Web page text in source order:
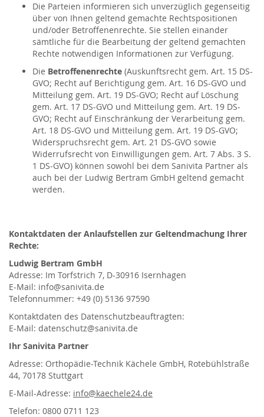
Die Parteien informieren sich unverzüglich gegenseitig
über von Ihnen geltend gemachte Rechtspositionen
und/oder Betroffenenrechte. Sie stellen einander
sämtliche für die Bearbeitung der geltend gemachten
Rechte notwendigen Informationen zur Verfügung.
Die Betroffenenrechte (Auskunftsrecht gem. Art. 15 DS-
GVO; Recht auf Berichtigung gem. Art. 16 DS-GVO und
Mitteilung gem. Art. 19 DS-GVO; Recht auf Löschung
gem. Art. 17 DS-GVO und Mitteilung gem. Art. 19 DS-
GVO; Recht auf Einschränkung der Verarbeitung gem.
Art. 18 DS-GVO und Mitteilung gem. Art. 19 DS-GVO;
Widerspruchsrecht gem. Art. 21 DS-GVO sowie
Widerrufsrecht von Einwilligungen gem. Art. 7 Abs. 3 S.
1 DS-GVO) können sowohl bei dem Sanivita Partner als
auch bei der Ludwig Bertram GmbH geltend gemacht
werden.
Kontaktdaten der Anlaufstellen zur Geltendmachung Ihrer
Rechte:
Ludwig Bertram GmbH
Adresse: Im Torfstrich 7, D-30916 Isernhagen
E-Mail: info@sanivita.de
Telefonnummer: +49 (0) 5136 97590
Kontaktdaten des Datenschutzbeauftragten:
E-Mail: datenschutz@sanivita.de
Ihr Sanivita Partner
Adresse: Orthopädie-Technik Kächele GmbH, Rotebühlstraße
44, 70178 Stuttgart
E-Mail-Adresse: info@kaechele24.de
Telefon: 0800 0711 123